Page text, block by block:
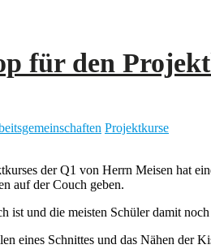
für den
Projektkurse
der Q1 von Herrn Meisen hat
auf der Couch geben.
ist und die meisten Schüler damit
eines Schnittes und das Nähen der